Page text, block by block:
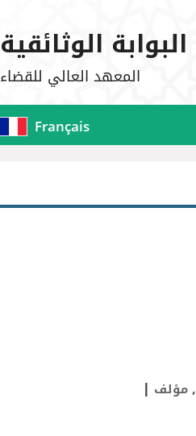
البوابة الوثائقية
المعهد العالي للقضاء
Français
, مؤلف |